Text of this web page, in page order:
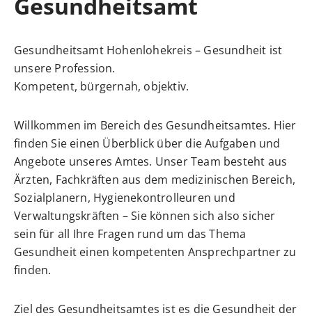
Gesundheitsamt Hohenlohekreis – Gesundheit ist
unsere Profession.
Kompetent, bürgernah, objektiv.
Willkommen im Bereich des Gesundheitsamtes. Hier
finden Sie einen Überblick über die Aufgaben und
Angebote unseres Amtes. Unser Team besteht aus
Ärzten, Fachkräften aus dem medizinischen Bereich,
Sozialplanern, Hygienekontrolleuren und
Verwaltungskräften – Sie können sich also sicher
sein für all Ihre Fragen rund um das Thema
Gesundheit einen kompetenten Ansprechpartner zu
finden.
Ziel des Gesundheitsamtes ist es die Gesundheit der